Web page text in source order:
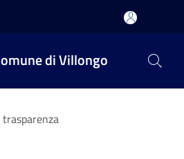
di Villongo